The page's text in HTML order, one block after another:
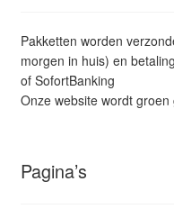
Pakketten worden
morgen in huis) en
of SofortBanking
Onze website wordt groen
Pagina’s